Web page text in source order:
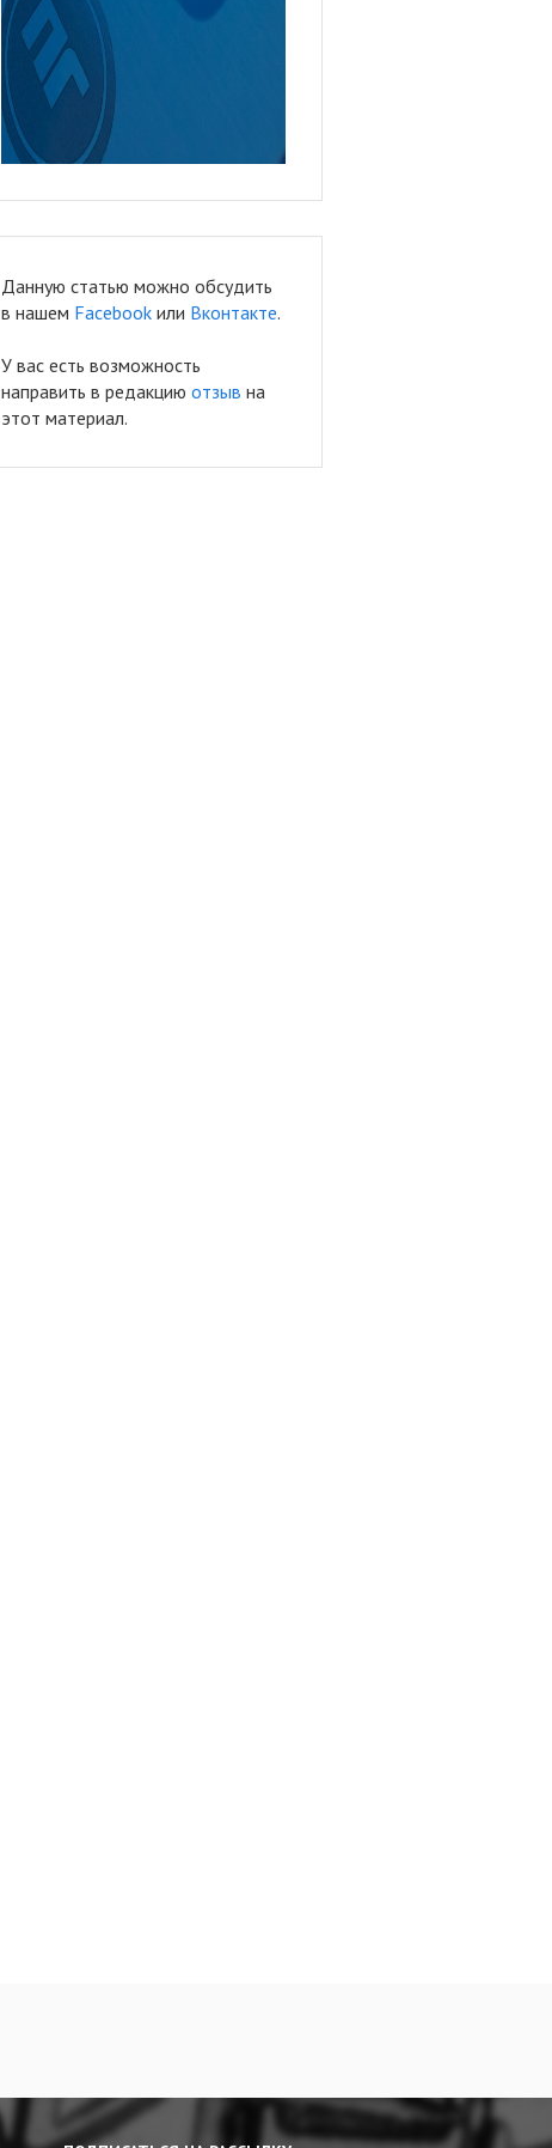
Данную статью можно обсудить
в нашем Facebook или Вконтакте.
У вас есть возможность
направить в редакцию отзыв на
этот материал.